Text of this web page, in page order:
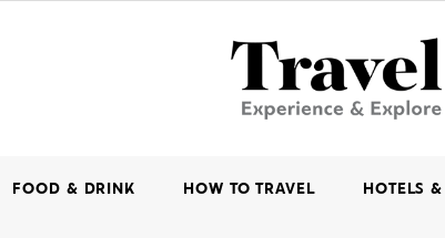
FOOD & DRINK HOW TO TRAVEL HOTELS